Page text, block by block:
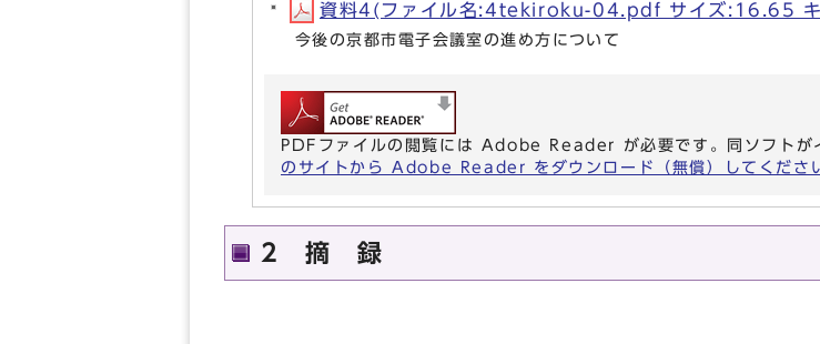
資料4(ファイル名:4tekiroku-04.pdf サイズ:16.65 キ
今後の京都市電子会議室の進め方について
PDFファイルの閲覧には Adobe Reader が必要です。同ソフトが
のサイトから Adobe Reader をダウンロード（無償）してくださ
2 摘 録